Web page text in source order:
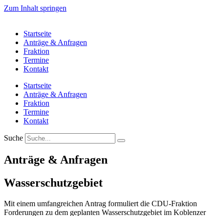
Zum Inhalt springen
Startseite
Anträge & Anfragen
Fraktion
Termine
Kontakt
Startseite
Anträge & Anfragen
Fraktion
Termine
Kontakt
Suche
Anträge & Anfragen
Wasserschutzgebiet
Mit einem umfangreichen Antrag formuliert die CDU-Fraktion
Forderungen zu dem geplanten Wasserschutzgebiet im Koblenzer